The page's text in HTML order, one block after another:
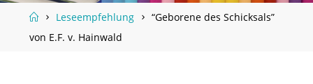
HomeLeseempfehlung
“Geborene des Schicksals”
von E.F. v. Hainwald